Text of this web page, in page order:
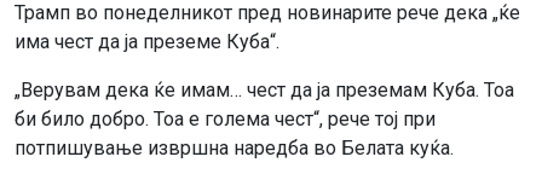
Трамп во понеделникот пред новинарите рече дека „ќе
има чест да ја преземе Куба“.
„Верувам дека ќе имам… чест да ја преземам Куба. Тоа
би било добро. Тоа е голема чест“, рече тој при
потпишување извршна наредба во Белата куќа.